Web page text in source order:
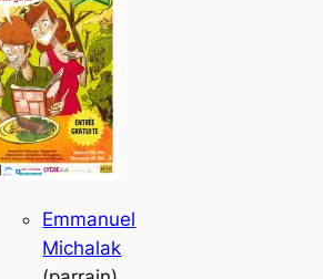
Emmanuel
Michalak